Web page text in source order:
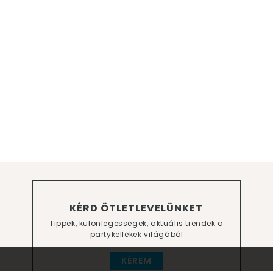
KÉRD ÖTLETLEVELÜNKET
Tippek, különlegességek, aktuális trendek a
partykellékek világából
KÉREM